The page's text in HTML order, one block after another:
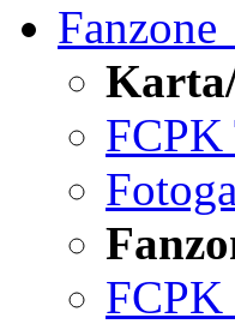
Fanzone
FCPK